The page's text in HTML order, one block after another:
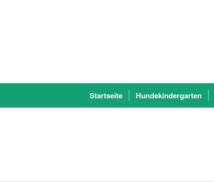
Startseite Hundekindergarten